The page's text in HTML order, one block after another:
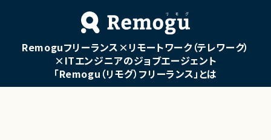
・要件整理、設計、構築、運用改善、運用保守
■その他補足
・フルリモート勤務 （初日のみ田町へ出社の
可能性あり）
・OSSを積極的に活用する環境です
・顧客体験を統合する新規プ
立ち上げに伴う体制強化
・アジャイル文化の浸透およ
の成長促進
■担当工程
・要件定義
・プロダクト企画支援
・スクラム運営
Remoguフリーランス×リモートワーク（テレワーク）
×ITエンジニアのジョブエージェント
「Remogu（リモグ）フリーランス」とは